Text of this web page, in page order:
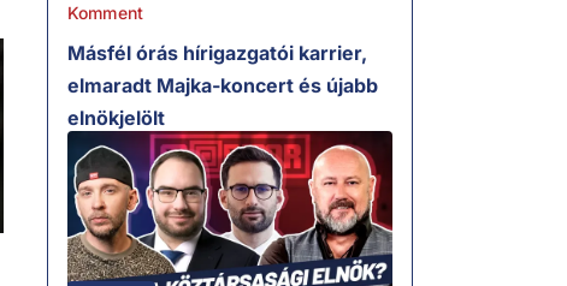
Komment
Másfél órás hírigazgatói karrier,
elmaradt Majka-koncert és újabb
elnökjelölt